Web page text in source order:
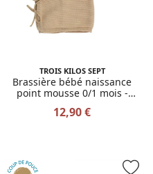
TROIS KILOS SEPT
Brassière bébé naissance
point mousse 0/1 mois -
12,90 €